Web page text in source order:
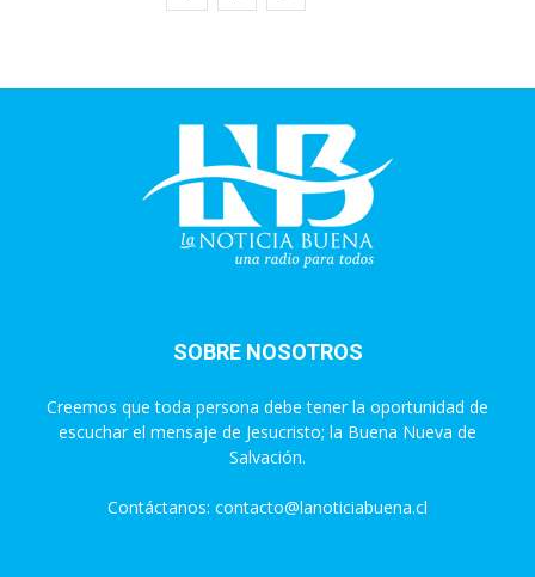
SOBRE NOSOTROS
Creemos que toda persona debe tener la oportunidad de
escuchar el mensaje de Jesucristo; la Buena Nueva de
Salvación.
Contáctanos: contacto@lanoticiabuena.cl